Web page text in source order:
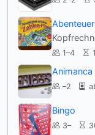
1–4
Animanca
–2
Bingo
3–